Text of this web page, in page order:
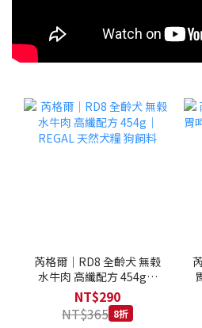
芮格爾｜RD8 全齡犬 無榖
水牛肉 高纖配方 454g｜
REGAL 天然犬糧 狗飼料
NT$290
NT$365 8折